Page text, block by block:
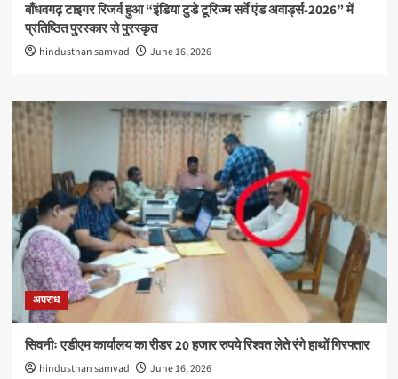
बाँधवगढ़ टाइगर रिजर्व हुआ “इंडिया टुडे टूरिज्म सर्वे एंड अवार्ड्स-2026” में
प्रतिष्ठित पुरस्कार से पुरस्कृत
hindusthan samvad June 16, 2026
अपराध
सिवनीः एडीएम कार्यालय का रीडर 20 हजार रुपये रिश्वत लेते रंगे हाथों गिरफ्तार
hindusthan samvad June 16, 2026